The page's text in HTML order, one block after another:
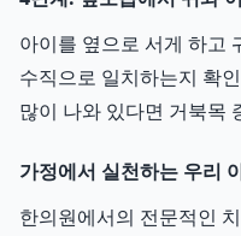
아이를 옆으로 서게 하고
수직으로 일치하는지 확
많이 나와 있다면 거북목
가정에서 실천하는 우리
한의원에서의 전문적인